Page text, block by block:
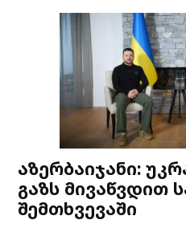
აზერბაიჯანი:
გაზს მივაწვდით
შემთხვევაში